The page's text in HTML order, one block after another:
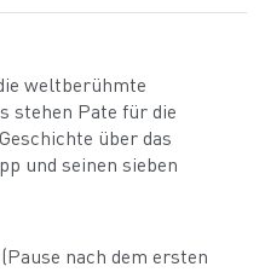
weltberühmte
stehen Pate für die
über das
und seinen sieben
nach dem ersten